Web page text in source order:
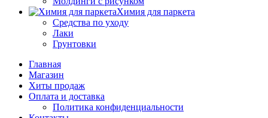
Химия для паркета
Средства по уходу
Лаки
Грунтовки
Главная
Магазин
Хиты продаж
Оплата и доставка
Политика конфиденциальности